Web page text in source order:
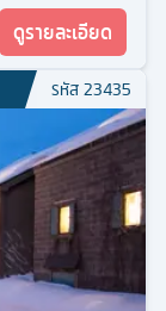
ดูรายละเอียด
รหัส23435